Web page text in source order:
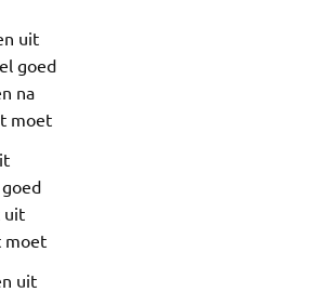
uit
goed
na
moet
uit
moet
uit